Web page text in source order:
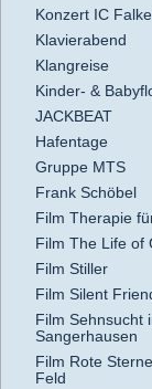
Konzert IC
Klavierabend
Klangreise
Kinder- &
JACKBEAT
Hafentage
Gruppe MTS
Frank Schöbel
Film Therapie
Film The Life of
Film Stiller
Film Silent
Film Sehnsucht
Sangerhausen
Film Rote
Feld